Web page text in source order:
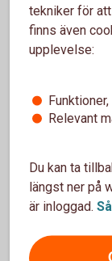
Med vår
att handla.
tekniker för
finns även
upplevelse:
Relevant
Du kan ta
längst ner på
är inloggad.